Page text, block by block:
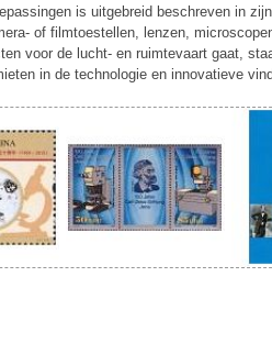
is uitgebreid beschreven in
of filmtoestellen, lenzen,
voor de lucht- en ruimtevaart gaat,
in de technologie en innovatieve